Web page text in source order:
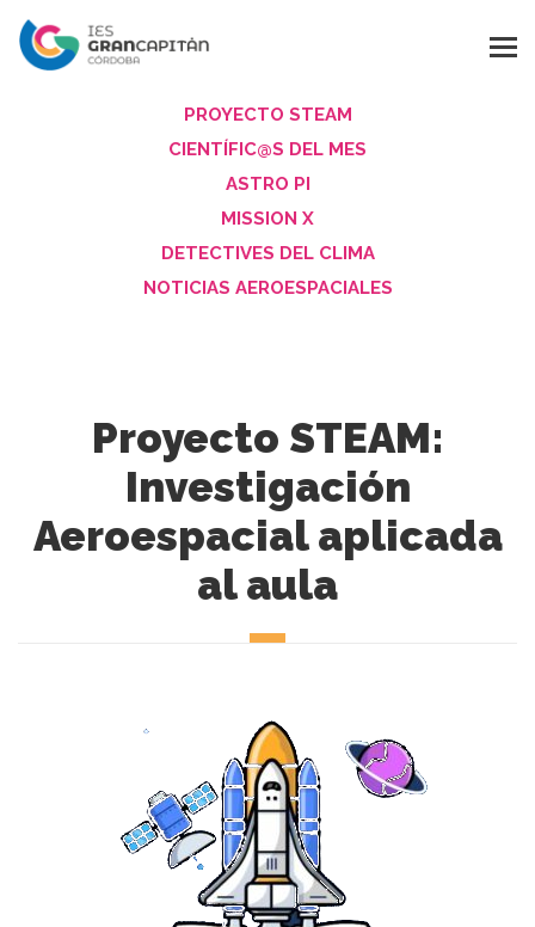
PROYECTO STEAM
CIENTÍFIC@S DEL MES
ASTRO PI
MISSION X
DETECTIVES DEL CLIMA
NOTICIAS AEROESPACIALES
Proyecto STEAM:
Investigación
Aeroespacial aplicada
al aula